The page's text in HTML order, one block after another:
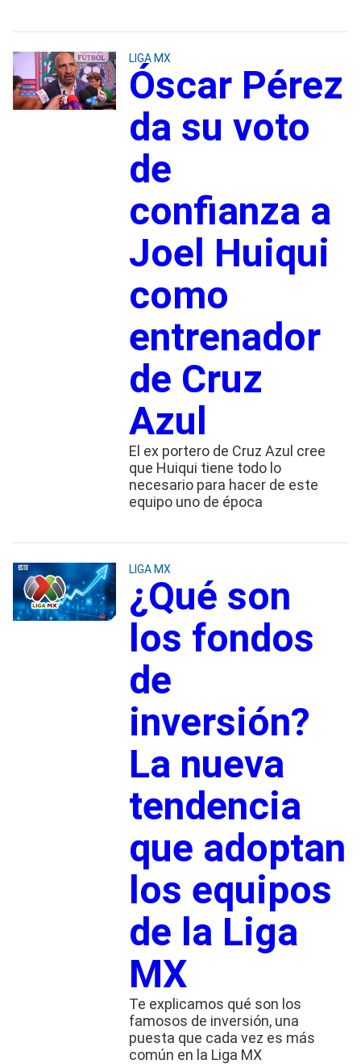
LIGA MX
Óscar Pérez
da su voto
de
confianza a
Joel Huiqui
como
entrenador
de Cruz
Azul
El ex portero de Cruz Azul cree
que Huiqui tiene todo lo
necesario para hacer de este
equipo uno de época
LIGA MX
¿Qué son
los fondos
de
inversión?
La nueva
tendencia
que adoptan
los equipos
de la Liga
MX
Te explicamos qué son los
famosos de inversión, una
puesta que cada vez es más
común en la Liga MX